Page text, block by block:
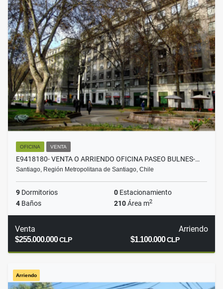
OFICINA VENTA
E9418180- VENTA O ARRIENDO OFICINA PASEO BULNES-…
Santiago, Región Metropolitana de Santiago, Chile
9 Dormitorios 0 Estacionamiento
4 Baños 210Área m2
Venta
$255.000.000CLP
Arriendo
$1.100.000CLP
Arriendo